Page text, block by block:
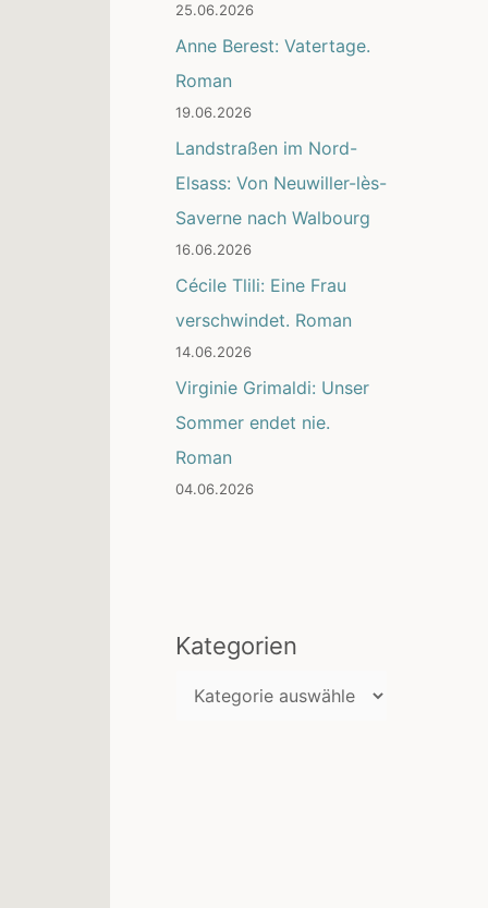
25.06.2026
Anne Berest: Vatertage.
Roman
19.06.2026
Landstraßen im Nord-
Elsass: Von Neuwiller-lès-
Saverne nach Walbourg
16.06.2026
Cécile Tlili: Eine Frau
verschwindet. Roman
14.06.2026
Virginie Grimaldi: Unser
Sommer endet nie.
Roman
04.06.2026
Kategorien